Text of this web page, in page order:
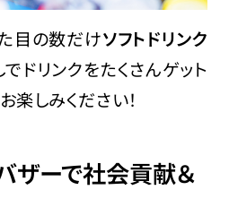
目の数だけソフトドリンク
ドリンクをたくさんゲット
楽しみください！
ザーで社会貢献＆